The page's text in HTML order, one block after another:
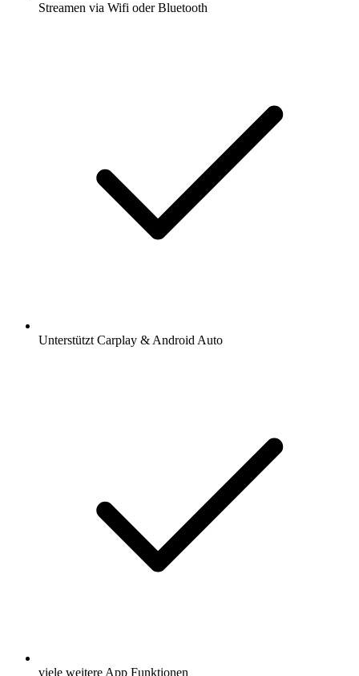
Streamen via Wifi oder Bluetooth
Unterstützt Carplay & Android Auto
viele weitere App Funktionen